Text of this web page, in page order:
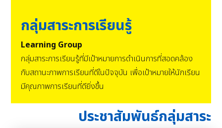
กลุ่มสาระการเรียนรู้
Learning Group
กลุ่มสาระการเรียนรู้ที่มีเป้าหมายการดำเนินการที่สอดคล้อง
กับสถานะภาพการเรียนที่ดีในปัจจุบัน เพื่อเป้าหมายให้นักเรียน
มีคุณภาพการเรียนที่ดียิ่งขึ้น
ประชาสัมพันธ์กลุ่มสาระ